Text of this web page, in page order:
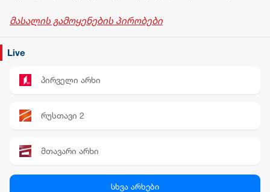
მასალის გამოყენების პირობები
Live
პირველი არხი
რუსთავი 2
მთავარი არხი
სხვა არხები